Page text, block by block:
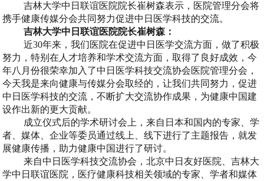
吉林大学中日联谊医院院长崔树森表示，医院管理分会将
携手健康传媒分会共同努力促进中日医学科技的交流。
吉林大学中日联谊医院院长崔树森：
近30年来，我们医院在促进中日医学交流方面，做了积极
努力，特别在人才培养和学术交流方面，取得了良好成效，今
年八月份很荣幸加入了中日医学科技交流协会医院管理分会，
今天我是来向健康与传媒分会取经的，让我们共同努力，促进
中日医学科技的交流，不断扩大交流协作成果，为健康中国建
设作出新的更大贡献。
成立仪式后的学术研讨会上，来自日本和国内的专家、学
者、媒体、企业等委员通过线上、线下进行了主题报告，就发
展健康传播，助力健康中国进行了研讨。
来自中日医学科技交流协会，北京中日友好医院、吉林大
学中日联谊医院，医疗健康科技相关领域的专家、学者和媒体